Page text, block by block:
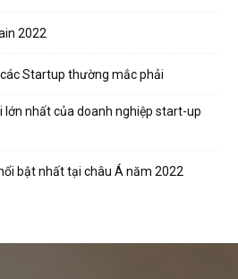
2022
Startup thường mắc phải
lớn nhất của doanh nghiệp start-up
bật nhất tại châu Á năm 2022